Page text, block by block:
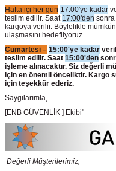
Hafta içi her gün 17:00'ye kadar
teslim edilir. Saat 17:00'den
kargoya verilir. Böylelikle
ulaşmasını hedefliyoruz.
Cumartesi – 15:00'ye kadar
teslim edilir. Saat 15:00'den
işleme alınacaktır. Siz değerli
için en önemli önceliktir. Kargo
için teşekkür ederiz.
Saygılarımla,
[ENB GÜVENLİK ] Ekibi"
Değerli Müşterilerimiz,